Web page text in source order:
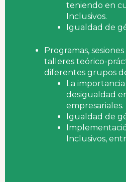
teniendo en
Inclusivos.
Igualdad de
Programas,
talleres teórico-
diferentes grupos
La
desigualdad
empresariales.
Igualdad de
Inclusivos,